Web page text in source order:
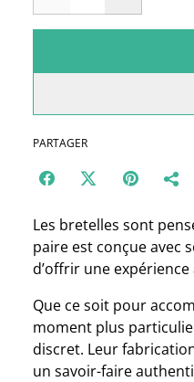
PARTAGER
Les bretelles sont
paire est conçue avec
d’offrir une
Que ce soit pour
moment plus
discret. Leur
un savoir-faire